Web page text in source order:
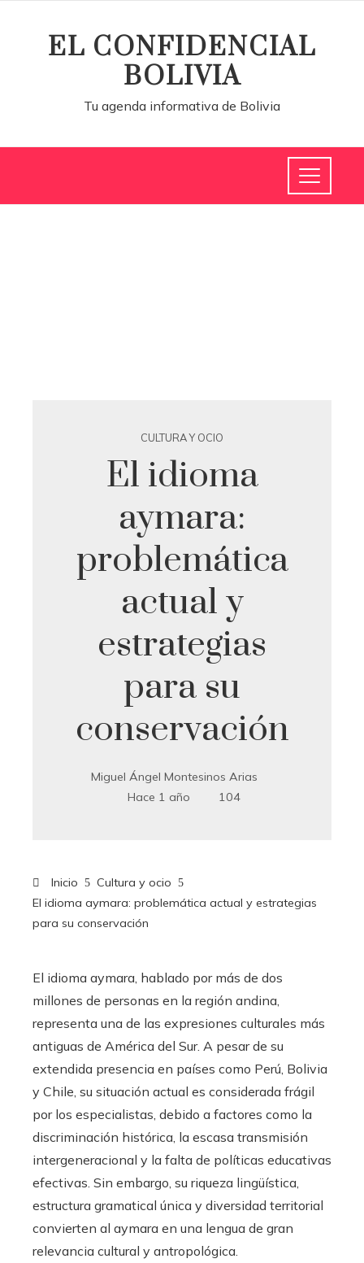
EL CONFIDENCIAL
BOLIVIA
Tu agenda informativa de Bolivia
CULTURA Y OCIO
El idioma
aymara:
problemática
actual y
estrategias
para su
conservación
Miguel Ángel Montesinos Arias
Hace 1 año
104
Inicio
Cultura y ocio
El idioma aymara: problemática actual y estrategias
para su conservación
El idioma aymara, hablado por más de dos
millones de personas en la región andina,
representa una de las expresiones culturales más
antiguas de América del Sur. A pesar de su
extendida presencia en países como Perú, Bolivia
y Chile, su situación actual es considerada frágil
por los especialistas, debido a factores como la
discriminación histórica, la escasa transmisión
intergeneracional y la falta de políticas educativas
efectivas. Sin embargo, su riqueza lingüística,
estructura gramatical única y diversidad territorial
convierten al aymara en una lengua de gran
relevancia cultural y antropológica.